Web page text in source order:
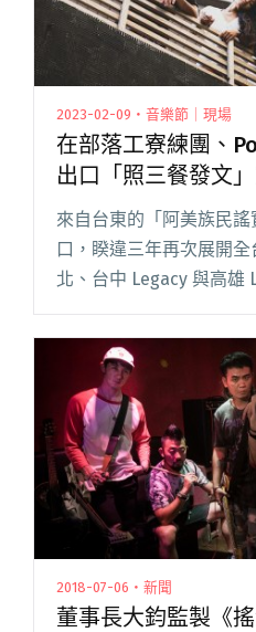
2023-02-09・音樂節｜現場
在部落工寮練團、
出口「照三餐發文
來自台東的「阿美族民
口，睽違三年再次展開
北、台中 Legacy 與高雄
彼此在這段時間都有不
來對話，閱讀全文 "在部
蛙湯 漂流出口「照三餐
2018-07-06・新聞
董事長大鈞監製《